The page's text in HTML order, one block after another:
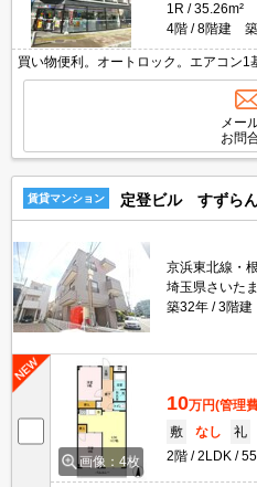
1R
35.26m²
4階
8階建
買い物便利。オートロック。エアコン1
貸。敷地内防犯カメラ設置。人気のオ
機、室内物干し付きで雨の日も安心です
メー
お問
賃貸マンション 定登ビル すずら
京浜東北線・
埼玉県さいた
築32年
3階建
画像：4枚
10万円(管理
敷
なし 礼
2階
2LDK